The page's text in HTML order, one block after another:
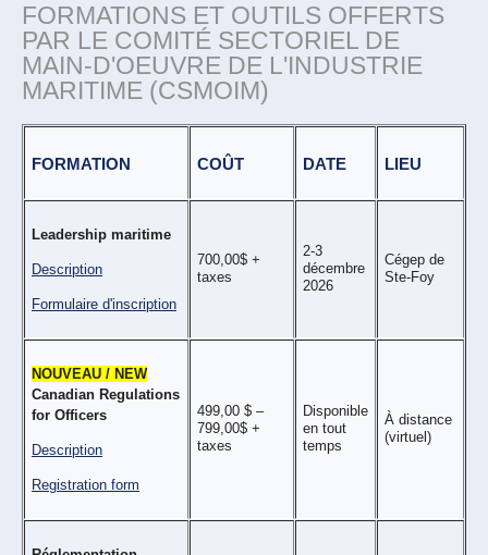
FORMATIONS ET OUTILS OFFERTS
PAR LE COMITÉ SECTORIEL DE
MAIN-D'OEUVRE DE L'INDUSTRIE
MARITIME (CSMOIM)
FORMATION COÛT DATE LIEU
Leadership maritime
Description
Formulaire d'inscription
700,00$ +
taxes
2-3
décembre
2026
Cégep de
Ste-Foy
NOUVEAU / NEW
Canadian Regulations
for Officers
Description
Registration form
499,00 $ –
799,00$ +
taxes
Disponible
en tout
temps
À distance
(virtuel)